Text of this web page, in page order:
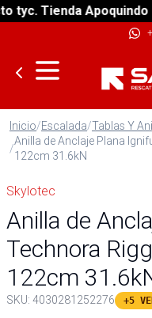
Tienda Apoquindo
Inicio/Escalada/Tablas Y
/
Anilla de Anclaje Plana
122cm 31.6kN
Skylotec
Anilla de
Technora
122cm
SKU: 4030281252276 +5